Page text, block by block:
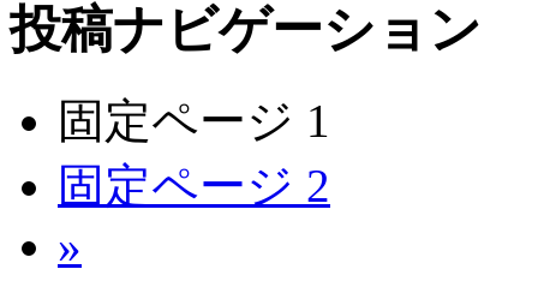
投稿ナビゲーション
固定ページ 1
固定ページ 2
»